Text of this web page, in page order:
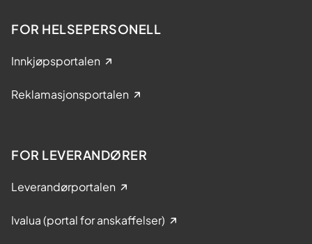
FOR HELSEPERSONELL
Innkjøpsportalen
Reklamasjonsportalen
FOR LEVERANDØRER
Leverandørportalen
Ivalua (portal for anskaffelser)